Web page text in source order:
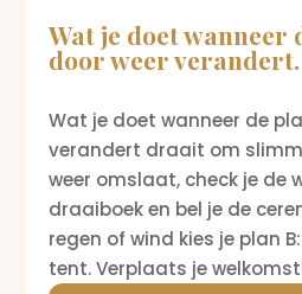
Wat je doet wanneer
door weer verandert.
Wat je doet wanneer de
verandert draait om
weer omslaat, check je de
draaiboek en bel je de
regen of wind kies je plan
tent. Verplaats je